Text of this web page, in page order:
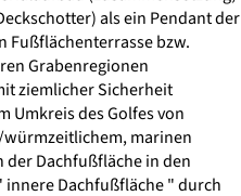
als ein Pendant der
Fußflächenterrasse bzw.
Grabenregionen
ziemlicher Sicherheit
Umkreis des Golfes von
marinen
Dachfußfläche in den
Dachfußfläche " durch